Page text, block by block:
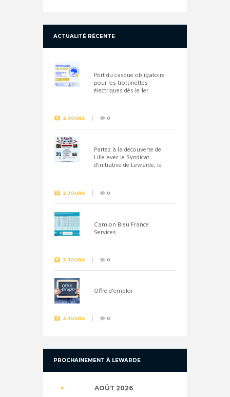
ACTUALITÉ RÉCENTE
Port du casque obligatoire
pour les trottinettes
électriques dès le 1er
2 JOURS 0
Partez à la découverte de
Lille avec le Syndicat
d’initiative de Lewarde, le
2 JOURS 0
Camion Bleu France
Services
2 JOURS 0
Offre d'emploi
3 JOURS 0
PROCHAINEMENT À LEWARDE
AOÛT 2026